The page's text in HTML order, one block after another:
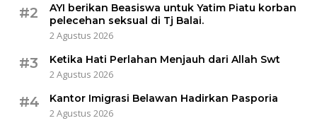
#2
AYI berikan Beasiswa untuk Yatim Piatu korban
pelecehan seksual di Tj Balai.
2 Agustus 2026
#3
Ketika Hati Perlahan Menjauh dari Allah Swt
2 Agustus 2026
#4
Kantor Imigrasi Belawan Hadirkan Pasporia
2 Agustus 2026